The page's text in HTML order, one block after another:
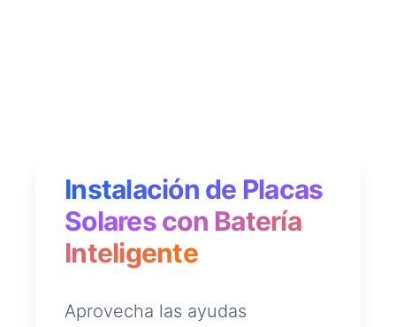
Instalación de Placas
Solares con Batería
Inteligente
Aprovecha las ayudas